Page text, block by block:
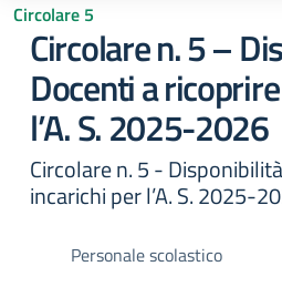
Circolare 5
Circolare n. 5 –
Docenti a
l’A. S. 2025-2026
Circolare n. 5 -
incarichi per l’A. S. 2025-
Personale scolastico